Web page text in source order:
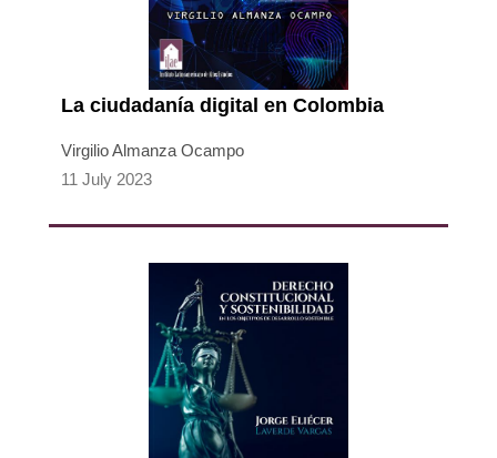
La ciudadanía digital en Colombia
Virgilio Almanza Ocampo
11 July 2023